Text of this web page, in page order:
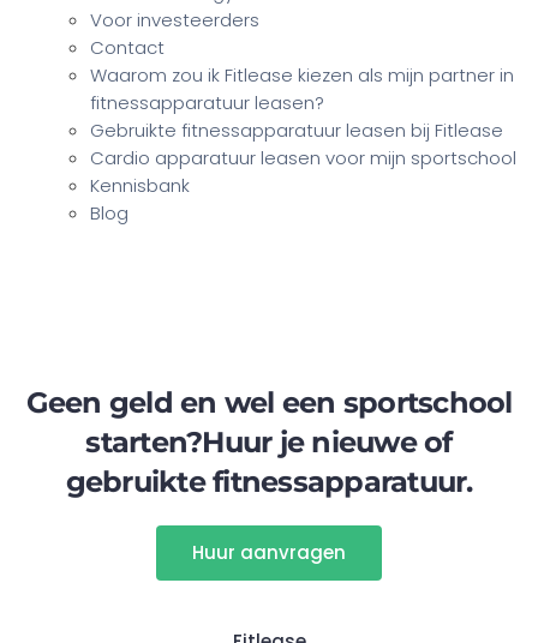
Voor investeerders
Contact
Waarom zou ik Fitlease kiezen als mijn partner in
fitnessapparatuur leasen?
Gebruikte fitnessapparatuur leasen bij Fitlease
Cardio apparatuur leasen voor mijn sportschool
Kennisbank
Blog
Geen geld en wel een sportschool
starten?Huur je nieuwe of
gebruikte fitnessapparatuur.
Huur aanvragen